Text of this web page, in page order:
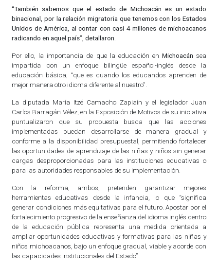
“También sabemos que el estado de Michoacán es un estado
binacional, por la relación migratoria que tenemos con los Estados
Unidos de América, al contar con casi 4 millones de michoacanos
radicando en aquel país”, detallaron.
Por ello, la importancia de que la educación en Michoacánsea
impartida con un enfoque bilingüe español-inglés desde la
educación básica, “que es cuando los educandos aprenden de
mejor manera otro idioma diferente al nuestro”.
La diputada María Itzé Camacho Zapiaín y el legislador Juan
Carlos Barragán Vélez, en la Exposición de Motivos de su iniciativa
puntualizaron que su propuesta busca que las acciones
implementadas puedan desarrollarse de manera gradual y
conforme a la disponibilidad presupuestal, permitiendo fortalecer
las oportunidades de aprendizaje de las niñas y niños sin generar
cargas desproporcionadas para las instituciones educativas o
para las autoridades responsables de su implementación.
Con la reforma, ambos, pretenden garantizar mejores
herramientas educativas desde la infancia, lo que “significa
generar condiciones más equitativas para el futuro. Apostar por el
fortalecimiento progresivo de la enseñanza del idioma inglés dentro
de la educación pública representa una medida orientada a
ampliar oportunidades educativas y formativas para las niñas y
niños michoacanos, bajo un enfoque gradual, viable y acorde con
las capacidades institucionales del Estado”.